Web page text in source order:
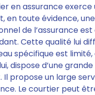
en assurance
en toute évidence,
de l’assurance
. Cette qualité lui
spécifique est
dispose d’une
. Il propose un large
Le courtier peut